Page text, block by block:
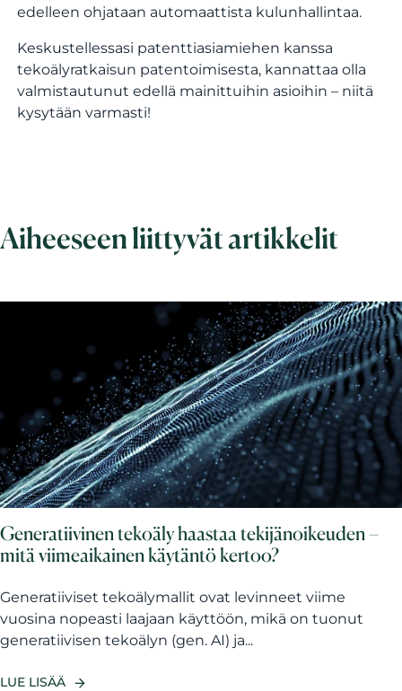
edelleen ohjataan automaattista kulunhallintaa.
Keskustellessasi patenttiasiamiehen kanssa
tekoälyratkaisun patentoimisesta, kannattaa olla
valmistautunut edellä mainittuihin asioihin – niitä
kysytään varmasti!
Aiheeseen liittyvät artikkelit
Generatiivinen tekoäly haastaa tekijänoikeuden –
mitä viimeaikainen käytäntö kertoo?
Generatiiviset tekoälymallit ovat levinneet viime
vuosina nopeasti laajaan käyttöön, mikä on tuonut
generatiivisen tekoälyn (gen. AI) ja...
LUE LISÄÄ